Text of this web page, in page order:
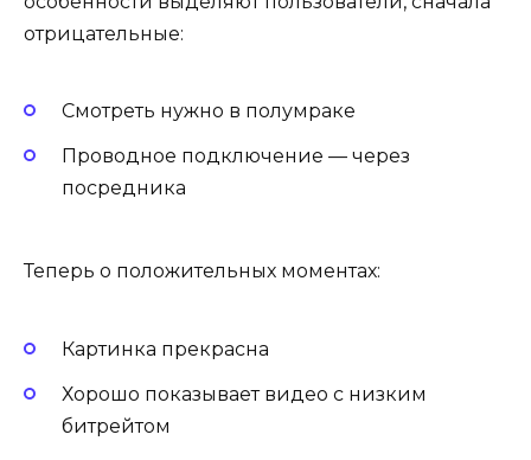
отрицательные:
Смотреть нужно в полумраке
Проводное подключение — через
посредника
Теперь о положительных моментах:
Картинка прекрасна
Хорошо показывает видео с низким
битрейтом